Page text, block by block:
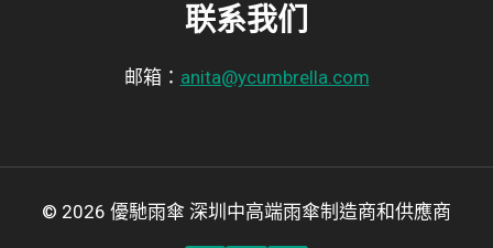
联系我们
邮箱： anita@ycumbrella.com
© 2026 優馳雨傘 深圳中高端雨傘制造商和供應商